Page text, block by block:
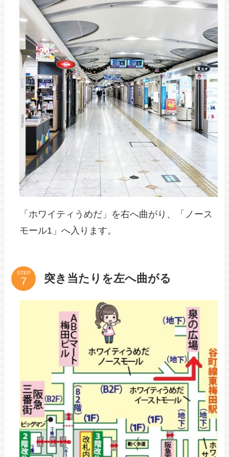
「ホワイティうめだ」を右へ曲がり、「ノース
モール1」へ入ります。
STEP 突き当たりを左へ曲がる